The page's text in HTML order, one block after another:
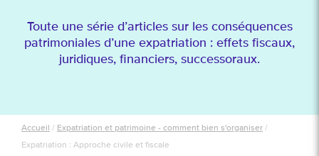
Toute une série d’articles sur les conséquences
patrimoniales d’une expatriation : effets fiscaux,
juridiques, financiers, successoraux.
Accueil / Expatriation et patrimoine - comment bien s'organiser /
Expatriation : Approche civile et fiscale